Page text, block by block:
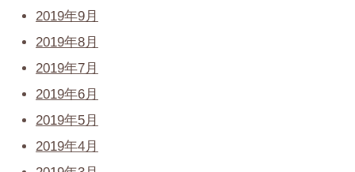
2019年9月
2019年8月
2019年7月
2019年6月
2019年5月
2019年4月